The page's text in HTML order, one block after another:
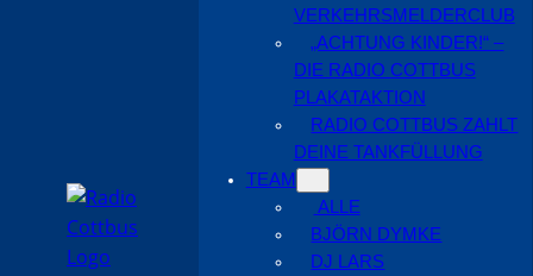
VERKEHRSMELDERCLUB
„ACHTUNG KINDER!“ –
DIE RADIO COTTBUS
PLAKATAKTION
RADIO COTTBUS ZAHLT
DEINE TANKFÜLLUNG
TEAM
ALLE
BJÖRN DYMKE
DJ LARS